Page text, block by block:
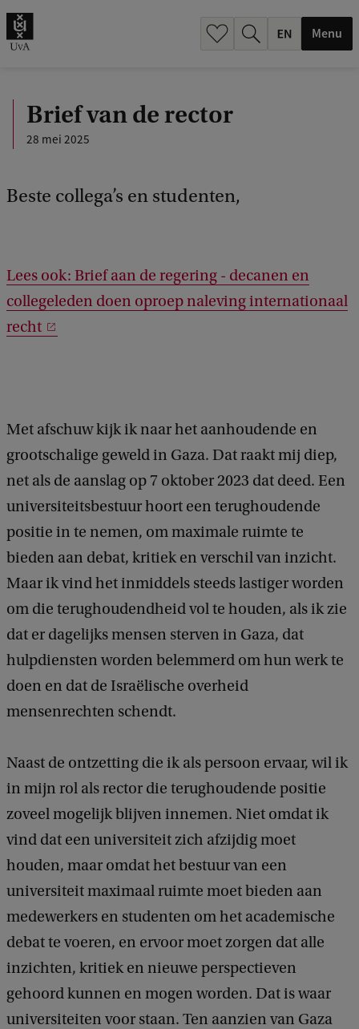
Menu
Brief van de rector
28 mei 2025
Beste collega’s en studenten,
Lees ook: Brief aan de regering - decanen en
collegeleden doen oproep naleving internationaal
recht
Met afschuw kijk ik naar het aanhoudende en
grootschalige geweld in Gaza. Dat raakt mij diep,
net als de aanslag op 7 oktober 2023 dat deed. Een
universiteitsbestuur hoort een terughoudende
positie in te nemen, om maximale ruimte te
bieden aan debat, kritiek en verschil van inzicht.
Maar ik vind het inmiddels steeds lastiger worden
om die terughoudendheid vol te houden, als ik zie
dat er dagelijks mensen sterven in Gaza, dat
hulpdiensten worden belemmerd om hun werk te
doen en dat de Israëlische overheid
mensenrechten schendt.
Naast de ontzetting die ik als persoon ervaar, wil ik
in mijn rol als rector die terughoudende positie
zoveel mogelijk blijven innemen. Niet omdat ik
vind dat een universiteit zich afzijdig moet
houden, maar omdat het bestuur van een
universiteit maximaal ruimte moet bieden aan
medewerkers en studenten om het academische
debat te voeren, en ervoor moet zorgen dat alle
inzichten, kritiek en nieuwe perspectieven
gehoord kunnen en mogen worden. Dat is waar
universiteiten voor staan. Ten aanzien van Gaza